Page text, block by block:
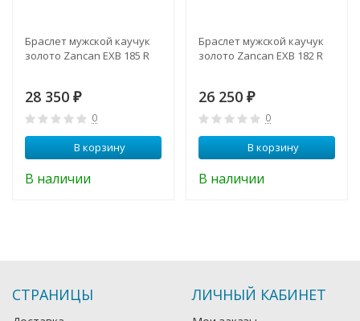
Браслет мужской каучук
золото Zancan EXB 185 R
28 350 ₽
0
В корзину
В наличии
Браслет мужской каучук
золото Zancan EXB 182 R
26 250 ₽
0
В корзину
В наличии
СТРАНИЦЫ ЛИЧНЫЙ КАБИНЕТ